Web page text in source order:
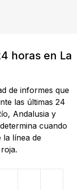
horas en La
de informes que
las últimas 24
Andalusia y
cuando
la línea de